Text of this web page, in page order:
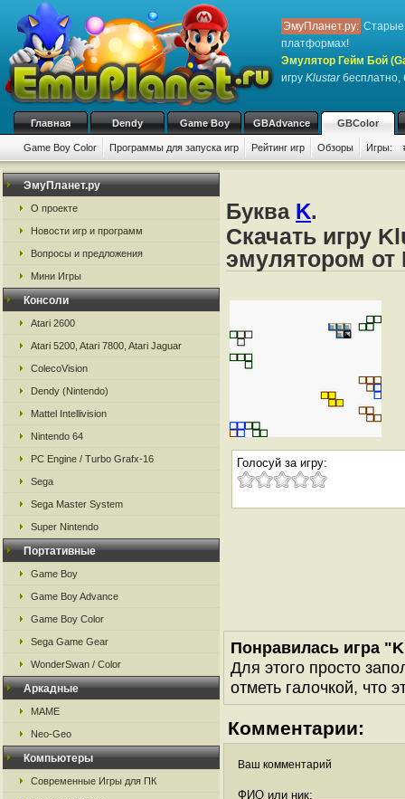
ЭмуПланет.ру: Старые
платформах!
Эмулятор Гейм Бой
игру Klustarбесплатно,
Главная Dendy Game Boy GBAdvance GBColor
Game Boy Color Программы для запуска игр Рейтинг игр Обзоры Игры:
ЭмуПланет.ру
О проекте
Новости игр и программ
Вопросы и предложения
Мини Игры
Консоли
Atari 2600
Atari 5200, Atari 7800, Atari Jaguar
ColecoVision
Dendy (Nintendo)
Mattel Intellivision
Nintendo 64
PC Engine / Turbo Grafx-16
Sega
Sega Master System
Super Nintendo
Портативные
Game Boy
Game Boy Advance
Game Boy Color
Sega Game Gear
WonderSwan / Color
Аркадные
MAME
Neo-Geo
Компьютеры
Современные Игры для ПК
Буква K.
Скачать игру
эмулятором от
Голосуй за игру:
Понравилась игра
Для этого просто
отметь галочкой, что
Комментарии:
Ваш комментарий
ФИО или ник: